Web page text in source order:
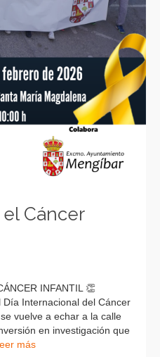
Cáncer
INFANTIL 👏
Internacional del Cáncer
vuelve a echar a la calle
en investigación que
más